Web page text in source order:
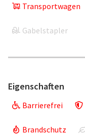
Transportwagen
Gabelstapler
Eigenschaften
Barrierefrei
Brandschutz